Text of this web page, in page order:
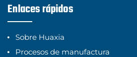
Enlaces rápidos
Sobre Huaxia
Procesos de manufactura